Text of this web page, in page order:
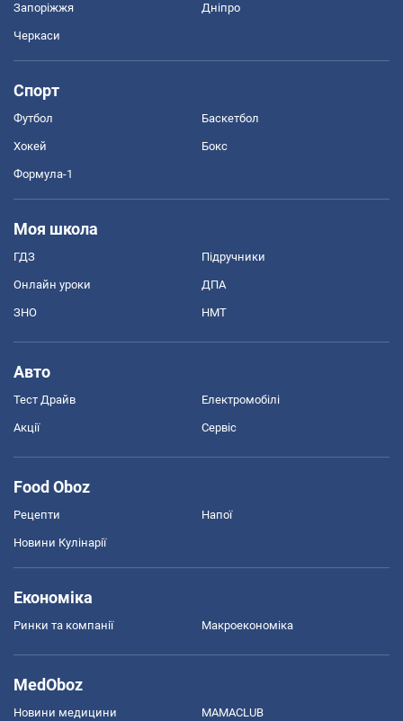
Запоріжжя Дніпро
Черкаси
Спорт
Футбол Баскетбол
Хокей Бокс
Формула-1
Моя школа
ГДЗ Підручники
Онлайн уроки ДПА
ЗНО НМТ
Авто
Тест Драйв Електромобілі
Акції Сервіс
Food Oboz
Рецепти Напої
Новини Кулінарії
Економіка
Ринки та компанії Макроекономіка
MedOboz
Новини медицини MAMACLUB